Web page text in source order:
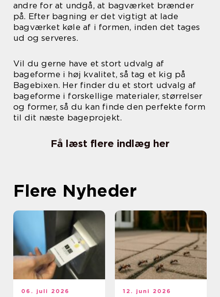
andre for at undgå, at bagværket brænder
på. Efter bagning er det vigtigt at lade
bagværket køle af i formen, inden det tages
ud og serveres.
Vil du gerne have et stort udvalg af
bageforme i høj kvalitet, så tag et kig på
Bagebixen. Her finder du et stort udvalg af
bageforme i forskellige materialer, størrelser
og former, så du kan finde den perfekte form
til dit næste bageprojekt.
Få læst flere indlæg her
Flere Nyheder
06. juli 2026 12. juni 2026